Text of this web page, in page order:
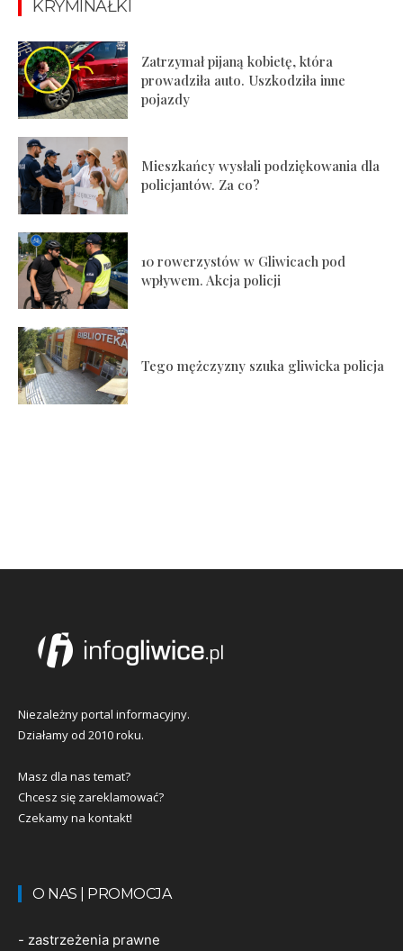
KRYMINAŁKI
Zatrzymał pijaną kobietę, która
prowadziła auto. Uszkodziła inne
pojazdy
Mieszkańcy wysłali podziękowania dla
policjantów. Za co?
10 rowerzystów w Gliwicach pod
wpływem. Akcja policji
Tego mężczyzny szuka gliwicka policja
Niezależny portal informacyjny.
Działamy od 2010 roku.
Masz dla nas temat?
Chcesz się zareklamować?
Czekamy na kontakt!
O NAS | PROMOCJA
- zastrzeżenia prawne